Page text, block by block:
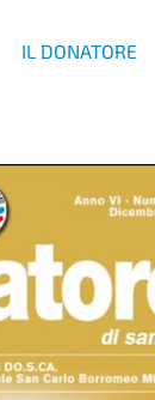
IL DONATORE